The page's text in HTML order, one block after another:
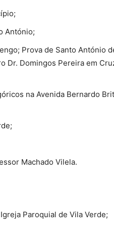
António;
Prova de Santo António
Dr. Domingos Pereira em
na Avenida Bernardo
Machado Vilela.
Paroquial de Vila Verde;